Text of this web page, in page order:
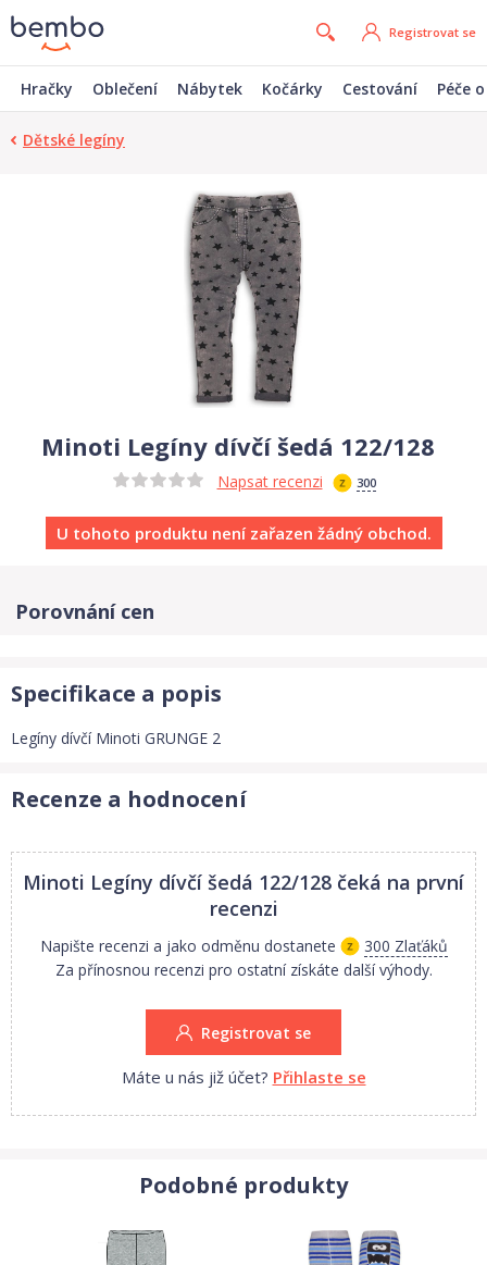
Registrovat se
Hračky Oblečení Nábytek Kočárky Cestování Péče
Dětské legíny
Minoti Legíny dívčí šedá 122/128
Napsat recenzi 300
U tohoto produktu není zařazen žádný obchod.
Porovnání cen
Specifikace a popis
Legíny dívčí Minoti GRUNGE 2
Recenze a hodnocení
Minoti Legíny dívčí šedá 122/128 čeká na první
recenzi
Napište recenzi a jako odměnu dostanete
300 Zlaťáků
Za přínosnou recenzi pro ostatní získáte další výhody.
Registrovat se
Máte u nás již účet? Přihlaste se
Podobné produkty